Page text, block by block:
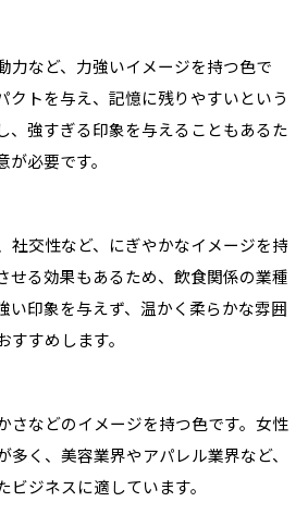
力など、力強いイメージを持つ色で
クトを与え、記憶に残りやすいという
、強すぎる印象を与えることもあるた
必要です。
社交性など、にぎやかなイメージを持
せる効果もあるため、飲食関係の業種
い印象を与えず、温かく柔らかな雰囲
すめします。
さなどのイメージを持つ色です。女性
多く、美容業界やアパレル業界など、
ジネスに適しています。